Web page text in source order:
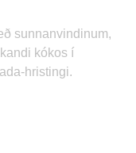
sunnanvindinum,
kókos í
hristingi.